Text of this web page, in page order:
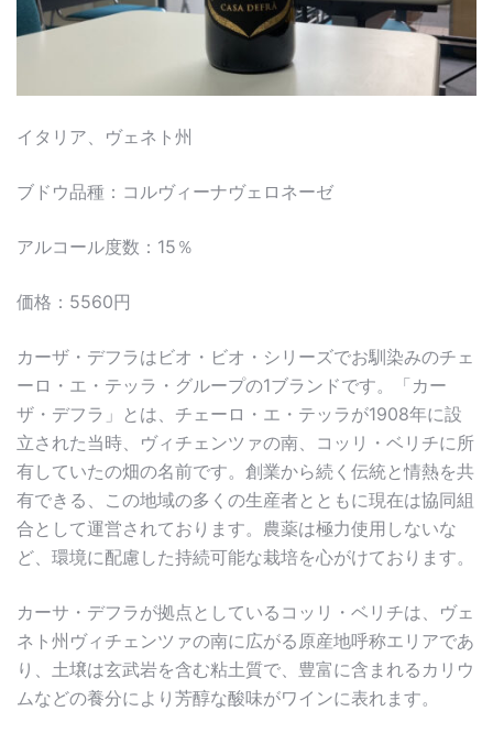
イタリア、ヴェネト州
ブドウ品種：コルヴィーナヴェロネーゼ
アルコール度数：15％
価格：5560円
カーザ・デフラはビオ・ビオ・シリーズでお馴染みのチェ
ーロ・エ・テッラ・グループの1ブランドです。「カー
ザ・デフラ」とは、チェーロ・エ・テッラが1908年に設
立された当時、ヴィチェンツァの南、コッリ・ベリチに所
有していたの畑の名前です。創業から続く伝統と情熱を共
有できる、この地域の多くの生産者とともに現在は協同組
合として運営されております。農薬は極力使用しないな
ど、環境に配慮した持続可能な栽培を心がけております。
カーサ・デフラが拠点としているコッリ・ベリチは、ヴェ
ネト州ヴィチェンツァの南に広がる原産地呼称エリアであ
り、土壌は玄武岩を含む粘土質で、豊富に含まれるカリウ
ムなどの養分により芳醇な酸味がワインに表れます。